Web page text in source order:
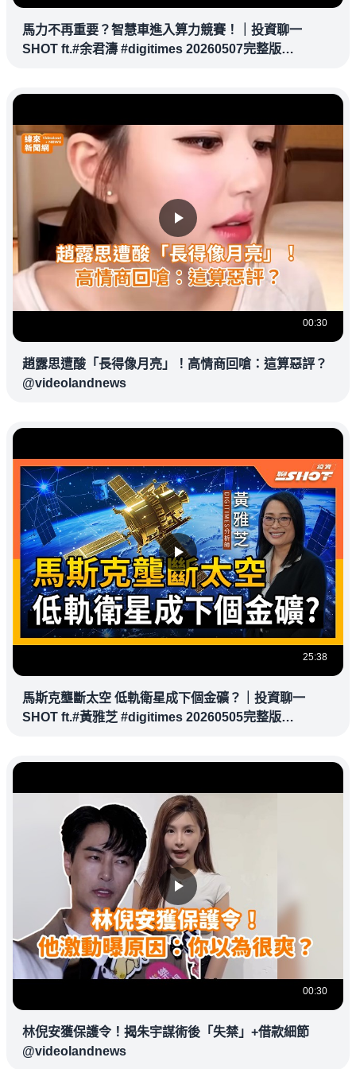
馬力不再重要？智慧車進入算力競賽！｜投資聊一
SHOT ft.#余君濤 #digitimes 20260507完整版
00:30
趙露思遭酸「長得像月亮」！高情商回嗆：這算惡評？
@videolandnews
25:38
馬斯克壟斷太空 低軌衛星成下個金礦？｜投資聊一
SHOT ft.#黃雅芝 #digitimes 20260505完整版
00:30
林倪安獲保護令！揭朱宇謀術後「失禁」+借款細節
@videolandnews